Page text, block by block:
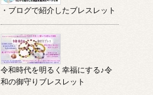
・ブログで紹介したブレスレット
令和時代を明るく幸福にする♪令
和の御守りブレスレット